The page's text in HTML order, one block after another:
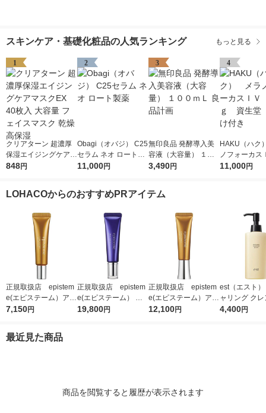
スキンケア・基礎化粧品の人気ランキング もっと見る
1
クリアターン 超濃厚
保湿エイジングケアマ
スクEX 40枚入 大容量
848円
2
Obagi（オバジ） C25
セラム ネオ ロート製
薬
11,000円
3
無印良品 発酵導入美
容液（大容量） １０
０ｍＬ 良品計画
3,490円
4
HAKU（ハ
ノフォーカ
5ｇ 資生堂
11,000円
LOHACOからのおすすめPRアイテム
正規取扱店 epistem
e(エピステーム）アイ
パーフェクトショット
7,150円
正規取扱店 epistem
e(エピステーム） ス
テムサイエンスアイ 1
19,800円
正規取扱店 epistem
e(エピステーム）アイ
パーフェクトショット
12,100円
est（エスト
ャリング ク
グセラム
4,400円
最近見た商品
商品を閲覧すると履歴が表示されます